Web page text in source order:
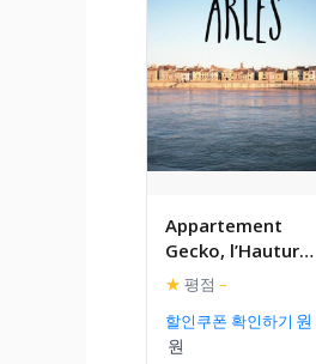
Appartement
Gecko, l’Hauture,
Arles
★ 평점 –
할인쿠폰 확인하기